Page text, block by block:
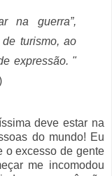
na guerra”,
turismo, ao
expressão. "
deve estar na
do mundo! Eu
o excesso de gente
me incomodou